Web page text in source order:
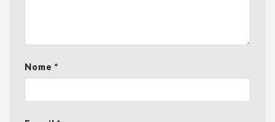
Nome *